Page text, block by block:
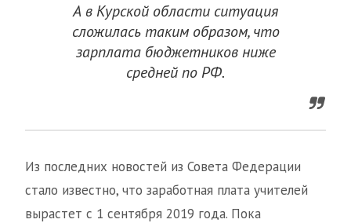
А в Курской области ситуация
сложилась таким образом, что
зарплата бюджетников ниже
средней по РФ.
Из последних новостей из Совета Федерации
стало известно, что заработная плата учителей
вырастет с 1 сентября 2019 года. Пока